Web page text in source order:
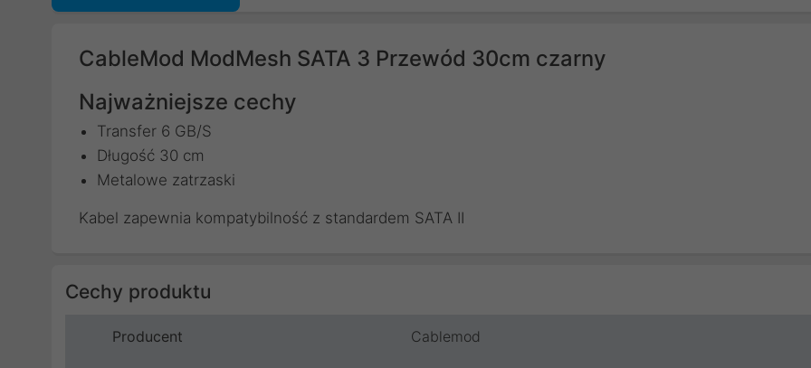
CableMod ModMesh SATA 3 Przewód 30cm czarny
Najważniejsze cechy
Transfer 6 GB/S
Długość 30 cm
Metalowe zatrzaski
Kabel zapewnia kompatybilność z standardem SATA II
Cechy produktu
Producent Cablemod